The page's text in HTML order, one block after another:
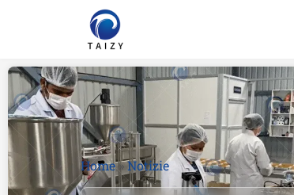
Home»Notizie